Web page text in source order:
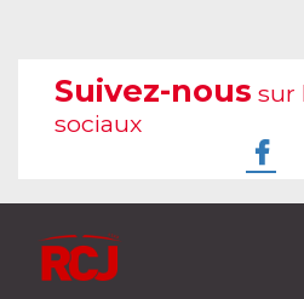
Suivez-nous sur
sociaux